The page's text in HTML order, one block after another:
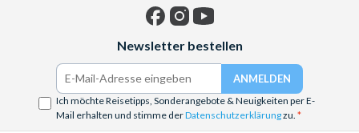
Newsletter bestellen
Ich möchte Reisetipps, Sonderangebote & Neuigkeiten per E-
Mail erhalten und stimme derDatenschutzerklärungzu.